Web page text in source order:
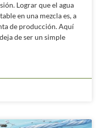
Lograr que el agua
en una mezcla es, a
de producción. Aquí
de ser un simple